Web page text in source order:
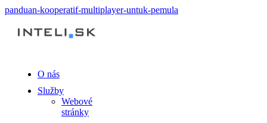
panduan-kooperatif-multiplayer-untuk-pemula
O nás
Služby
Webové
stránky